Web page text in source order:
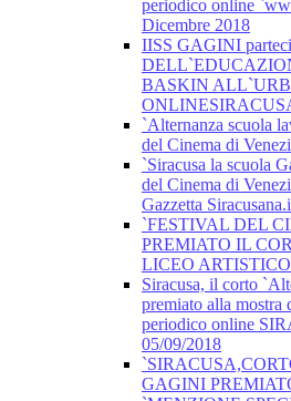
periodico online
Dicembre 2018
IISS GAGINI
BASKIN
`Alternanza scuola
del Cinema di
`Siracusa la scuola
del Cinema di
Gazzetta
`FESTIVAL DEL
PREMIATO IL
LICEO
Siracusa, il corto
premiato alla mostra
periodico online
05/09/2018
GAGINI